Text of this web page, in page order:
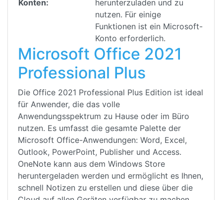
Konten:
herunterzuladen und zu
nutzen. Für einige
Funktionen ist ein Microsoft-
Konto erforderlich.
Microsoft Office 2021
Professional Plus
Die Office 2021 Professional Plus Edition ist ideal
für Anwender, die das volle
Anwendungsspektrum zu Hause oder im Büro
nutzen. Es umfasst die gesamte Palette der
Microsoft Office-Anwendungen: Word, Excel,
Outlook, PowerPoint, Publisher und Access.
OneNote kann aus dem Windows Store
heruntergeladen werden und ermöglicht es Ihnen,
schnell Notizen zu erstellen und diese über die